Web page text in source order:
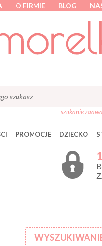
O FIRMIE BLOG
szukanie
PROMOCJE DZIECKO